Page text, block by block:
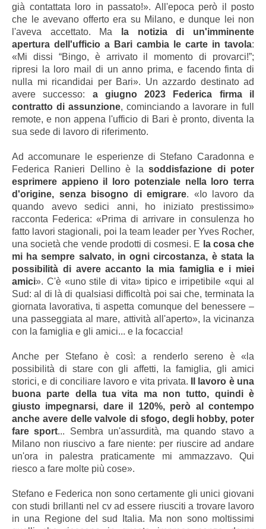
già contattata loro in passato!». All'epoca però il posto
che le avevano offerto era su Milano, e dunque lei non
l'aveva accettato. Ma
la notizia di un'imminente
apertura dell'ufficio a Bari cambia le carte in tavola:
«Mi dissi “Bingo, è arrivato il momento di provarci!”;
ripresi la loro mail di un anno prima, e facendo finta di
nulla mi ricandidai per Bari». Un azzardo destinato ad
avere successo: a giugno 2023 Federica firma il
contratto di assunzione, cominciando a lavorare in full
remote, e non appena l'ufficio di Bari è pronto, diventa la
sua sede di lavoro di riferimento.
Ad accomunare le esperienze di Stefano Caradonna e
Federica Ranieri Dellino è lasoddisfazione di poter
esprimere appieno il loro potenziale nella loro terra
d'origine, senza bisogno di emigrare. «Io lavoro da
quando avevo sedici anni, ho iniziato prestissimo»
racconta Federica: «Prima di arrivare in consulenza ho
fatto lavori stagionali, poi la team leader per Yves Rocher,
una società che vende prodotti di cosmesi. E la cosa che
mi ha sempre salvato, in ogni circostanza, è stata la
possibilità di avere accanto la mia famiglia e i miei
amici». C'è «uno stile di vita» tipico e irripetibile «qui al
Sud: al di là di qualsiasi difficoltà poi sai che, terminata la
giornata lavorativa, ti aspetta comunque del benessere –
una passeggiata al mare, attività all'aperto», la vicinanza
con la famiglia e gli amici... e la focaccia!
Anche per Stefano è così: a renderlo sereno è «la
possibilità di stare con gli affetti, la famiglia, gli amici
storici, e di conciliare lavoro e vita privata. Il lavoro è una
buona parte della tua vita ma non tutto, quindi è
giusto impegnarsi, dare il 120%, però al contempo
anche avere delle valvole di sfogo, degli hobby, poter
fare sport... Sembra un'assurdità, ma quando stavo a
Milano non riuscivo a fare niente: per riuscire ad andare
un'ora in palestra praticamente mi ammazzavo. Qui
riesco a fare molte più cose».
Stefano e Federica non sono certamente gli unici giovani
con studi brillanti nel cv ad essere riusciti a trovare lavoro
in una Regione del sud Italia. Ma non sono moltissimi